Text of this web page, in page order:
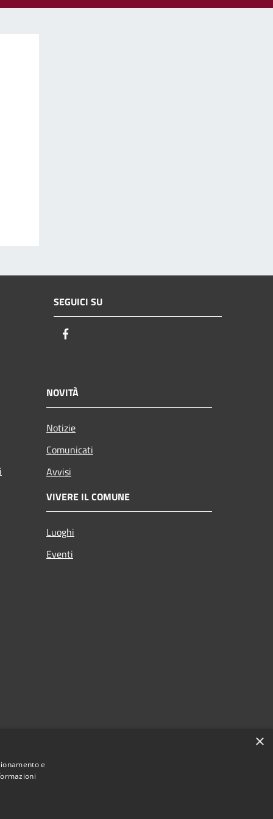
SEGUICI SU
NOVITÀ
Notizie
Comunicati
Avvisi
VIVERE IL COMUNE
Luoghi
Eventi
×
e